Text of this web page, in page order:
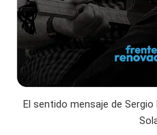
El sentido mensaje de